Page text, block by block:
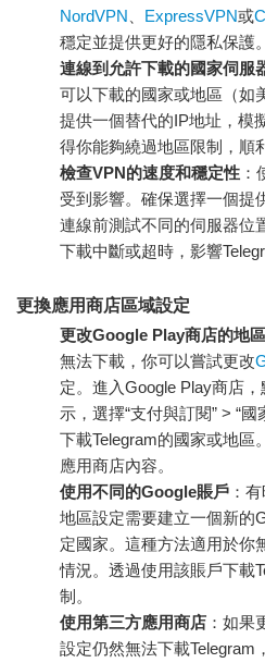
NordVPN
ExpressVPN或
穩定並提供更好的隱私保護。
連線到允許下載的國家伺服
可以下載的國家或地區（如
提供一個替代的IP地址，模
得你能夠繞過地區限制，順
檢查VPN的速度和穩定性
受到影響。確保選擇一個提
連線前測試不同的伺服器位
下載中斷或超時，影響
更換應用商店區域設定
更改Google Play商店的地區
無法下載，你可以嘗試更改
定。進入Google Play商店
示，選擇“支付與訂閱” > “
下載Telegram的國家或地區
應用商店內容。
使用不同的Google賬戶 ：
地區設定需要建立一個新的
定國家。這種方法適用於你
情況。透過使用該賬戶下載
制。
使用第三方應用商店 ：如果
設定仍然無法下載Telegram